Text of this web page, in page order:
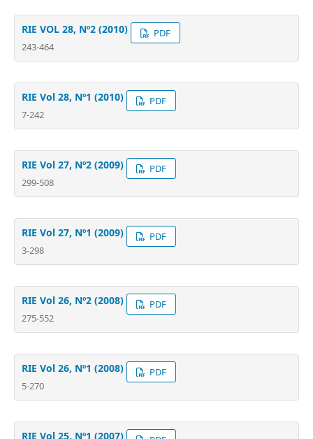
RIE VOL 28, Nº2 (2010)
243-464
PDF
RIE Vol 28, Nº1 (2010)
7-242
PDF
RIE Vol 27, Nº2 (2009)
299-508
PDF
RIE Vol 27, Nº1 (2009)
3-298
PDF
RIE Vol 26, Nº2 (2008)
275-552
PDF
RIE Vol 26, Nº1 (2008)
5-270
PDF
RIE Vol 25, Nº1 (2007)